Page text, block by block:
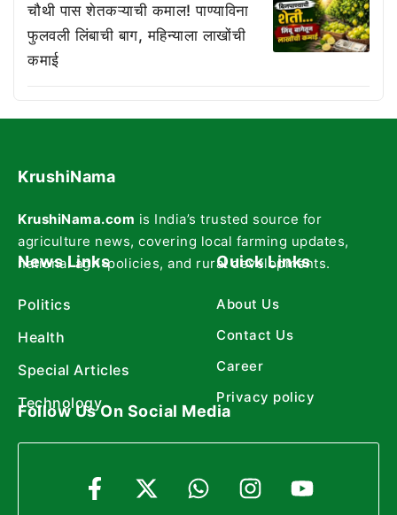
चौथी पास शेतकऱ्याची कमाल! पाण्याविना
फुलवली लिंबाची बाग, महिन्याला लाखोंची
कमाई
KrushiNama
KrushiNama.com is India’s trusted source for
agriculture news, covering local farming updates,
national agri-policies, and rural developments.
News Links
Politics
Health
Special Articles
Technology
Quick Links
About Us
Contact Us
Career
Privacy policy
Follow Us On Social Media